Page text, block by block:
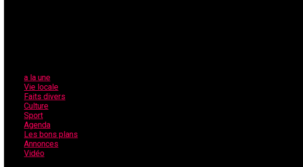
a la une
Vie locale
Faits divers
Culture
Sport
Agenda
Les bons plans
Annonces
Vidéo